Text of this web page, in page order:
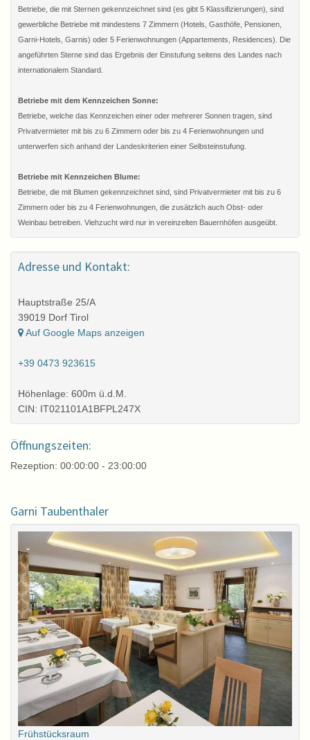
Betriebe, die mit Sternen gekennzeichnet sind (es gibt 5 Klassifizierungen), sind
gewerbliche Betriebe mit mindestens 7 Zimmern (Hotels, Gasthöfe, Pensionen,
Garni-Hotels, Garnis) oder 5 Ferienwohnungen (Appartements, Residences). Die
angeführten Sterne sind das Ergebnis der Einstufung seitens des Landes nach
internationalem Standard.
Betriebe mit dem Kennzeichen Sonne:
Betriebe, welche das Kennzeichen einer oder mehrerer Sonnen tragen, sind
Privatvermieter mit bis zu 6 Zimmern oder bis zu 4 Ferienwohnungen und
unterwerfen sich anhand der Landeskriterien einer Selbsteinstufung.
Betriebe mit Kennzeichen Blume:
Betriebe, die mit Blumen gekennzeichnet sind, sind Privatvermieter mit bis zu 6
Zimmern oder bis zu 4 Ferienwohnungen, die zusätzlich auch Obst- oder
Weinbau betreiben. Viehzucht wird nur in vereinzelten Bauernhöfen ausgeübt.
Adresse und Kontakt:
Hauptstraße 25/A
39019 Dorf Tirol
Auf Google Maps anzeigen
+39 0473 923615
Höhenlage: 600m ü.d.M.
CIN: IT021101A1BFPL247X
Öffnungszeiten:
Rezeption: 00:00:00 - 23:00:00
Garni Taubenthaler
Frühstücksraum